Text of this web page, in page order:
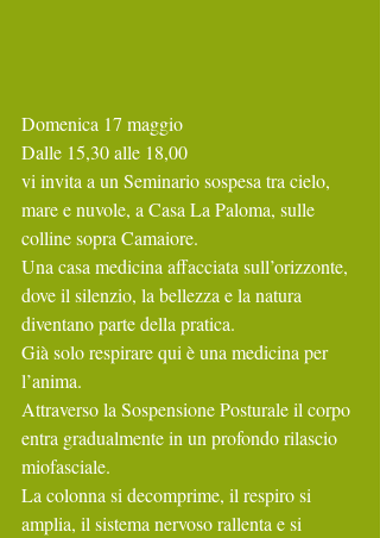
Domenica 17 maggio
Dalle 15,30 alle 18,00
vi invita a un Seminario sospesa tra cielo,
mare e nuvole, a Casa La Paloma, sulle
colline sopra Camaiore.
Una casa medicina affacciata sull’orizzonte,
dove il silenzio, la bellezza e la natura
diventano parte della pratica.
Già solo respirare qui è una medicina per
l’anima.
Attraverso la Sospensione Posturale il corpo
entra gradualmente in un profondo rilascio
miofasciale.
La colonna si decomprime, il respiro si
amplia, il sistema nervoso rallenta e si